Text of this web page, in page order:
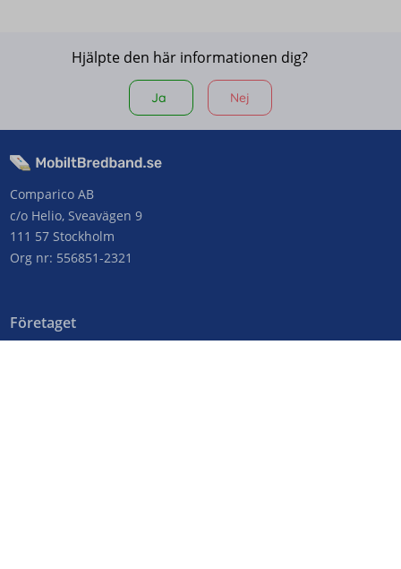
Hjälpte den här informationen dig?
Ja Nej
Comparico AB
c/o Helio, Sveavägen 9
111 57 Stockholm
Org nr: 556851-2321
Företaget